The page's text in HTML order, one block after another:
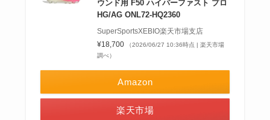
ウンド用 F50 ハイパーファスト プロ
HG/AG ONL72-HQ2360
SuperSportsXEBIO楽天市場支店
¥18,700
（2026/06/27 10:36時点 | 楽天市場
調べ）
Amazon
楽天市場